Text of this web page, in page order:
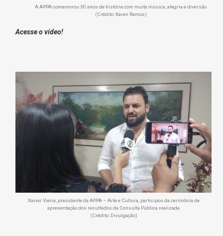
A APPA comemorou 30 anos de história com muita música, alegria e diversão
(Crédito: Karen Ramos)
Acesse o vídeo!
Xavier Vieira, presidente da APPA – Arte e Cultura, participou da cerimônia de
apresentação dos resultados da Consulta Pública realizada
(Crédito: Divulgação)